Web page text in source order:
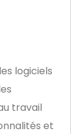
logiciels
travail
et